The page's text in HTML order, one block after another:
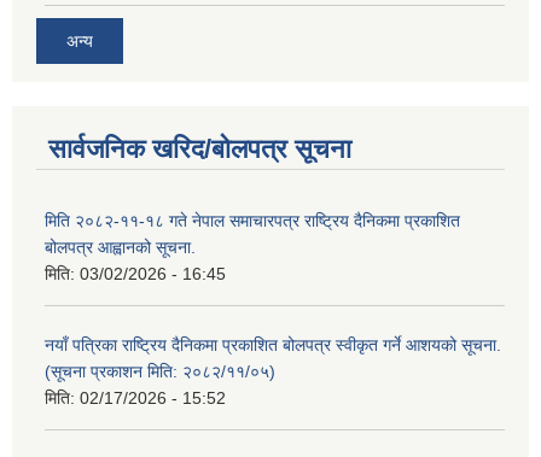
अन्य
सार्वजनिक खरिद/बोलपत्र सूचना
मिति २०८२-११-१८ गते नेपाल समाचारपत्र राष्ट्रिय दैनिकमा प्रकाशित
बोलपत्र आह्वानको सूचना.
मिति: 03/02/2026 - 16:45
नयाँ पत्रिका राष्ट्रिय दैनिकमा प्रकाशित बोलपत्र स्वीकृत गर्ने आशयको सूचना.
(सूचना प्रकाशन मिति: २०८२/११/०५)
मिति: 02/17/2026 - 15:52